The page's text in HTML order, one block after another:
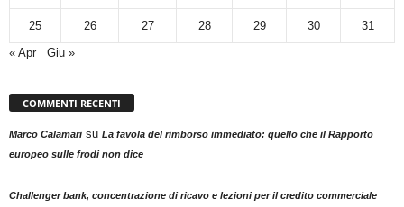
25 26 27 28 29 30
31
« Apr
Giu »
COMMENTI RECENTI
Marco Calamarisu La favola del rimborso immediato: quello che il Rapporto
europeo sulle frodi non dice
Challenger bank, concentrazione di ricavo e lezioni per il credito commerciale